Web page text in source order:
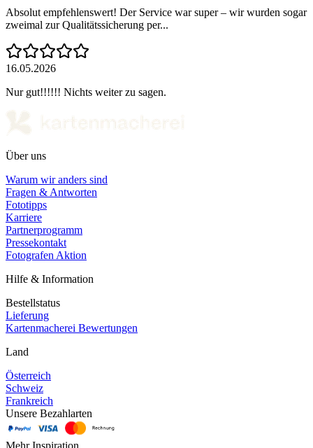
Absolut empfehlenswert! Der Service war super – wir wurden sogar
zweimal zur Qualitätssicherung per...
16.05.2026
Nur gut!!!!!! Nichts weiter zu sagen.
Über uns
Warum wir anders sind
Fragen & Antworten
Fototipps
Karriere
Partnerprogramm
Pressekontakt
Fotografen Aktion
Hilfe & Information
Bestellstatus
Lieferung
Kartenmacherei Bewertungen
Land
Österreich
Schweiz
Frankreich
Unsere Bezahlarten